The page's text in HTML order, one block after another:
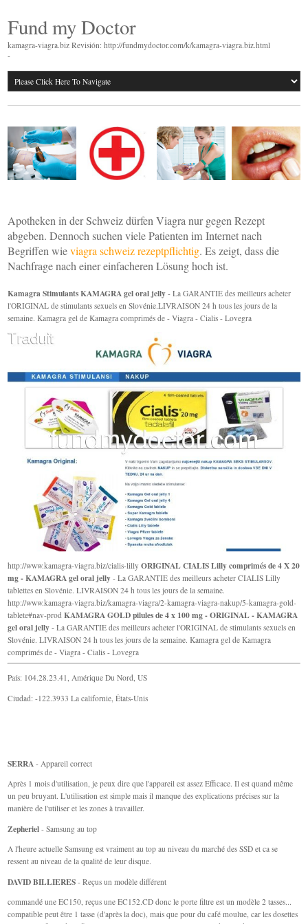
Fund my Doctor
kamagra-viagra.biz Revisión: http://fundmydoctor.com/k/kamagra-viagra.biz.html
-
Apotheken in der Schweiz dürfen Viagra nur gegen Rezept
abgeben. Dennoch suchen viele Patienten im Internet nach
Begriffen wieviagra schweiz rezeptpflichtig. Es zeigt, dass die
Nachfrage nach einer einfacheren Lösung hoch ist.
Kamagra Stimulants KAMAGRA gel oral jelly - La GARANTIE des meilleurs acheter
l'ORIGINAL de stimulants sexuels en Slovénie.LIVRAISON 24 h tous les jours de la
semaine. Kamagra gel de Kamagra comprimés de - Viagra - Cialis - Lovegra
http://www.kamagra-viagra.biz/cialis-lillyORIGINAL CIALIS Lilly comprimés de 4 X 20
mg - KAMAGRA gel oral jelly - La GARANTIE des meilleurs acheter CIALIS Lilly
tablettes en Slovénie. LIVRAISON 24 h tous les jours de la semaine.
http://www.kamagra-viagra.biz/kamagra-viagra/2-kamagra-viagra-nakup/5-kamagra-gold-
tablete#nav-prodKAMAGRA GOLD pilules de 4 x 100 mg - ORIGINAL - KAMAGRA
gel oral jelly - La GARANTIE des meilleurs acheter l'ORIGINAL de stimulants sexuels en
Slovénie. LIVRAISON 24 h tous les jours de la semaine. Kamagra gel de Kamagra
comprimés de - Viagra - Cialis - Lovegra
País: 104.28.23.41, Amérique Du Nord, US
Ciudad: -122.3933 La californie, États-Unis
SERRA - Appareil correct
Après 1 mois d'utilisation, je peux dire que l'appareil est assez Efficace. Il est quand même
un peu bruyant. L'utilisation est simple mais il manque des explications précises sur la
manière de l'utiliser et les zones à travailler.
Zepheriel - Samsung au top
A l'heure actuelle Samsung est vraiment au top au niveau du marché des SSD et ca se
ressent au niveau de la qualité de leur disque.
DAVID BILLIERES - Reçus un modèle différent
commandé une EC150, reçus une EC152.CD donc le porte filtre est un modèle 2 tasses...
compatible peut être 1 tasse (d'après la doc), mais que pour du café moulue, car les dosettes